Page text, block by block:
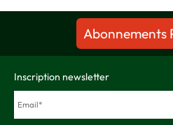
Abonnements
Inscription newsletter